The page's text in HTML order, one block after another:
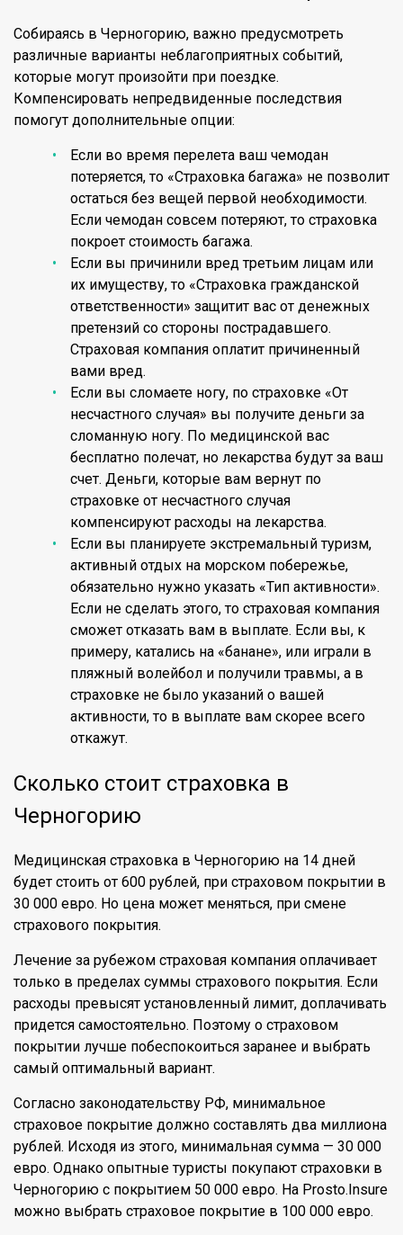
Собираясь в Черногорию, важно предусмотреть
различные варианты неблагоприятных событий,
которые могут произойти при поездке.
Компенсировать непредвиденные последствия
помогут дополнительные опции:
Если во время перелета ваш чемодан
потеряется, то «Страховка багажа» не позволит
остаться без вещей первой необходимости.
Если чемодан совсем потеряют, то страховка
покроет стоимость багажа.
Если вы причинили вред третьим лицам или
их имуществу, то «Страховка гражданской
ответственности» защитит вас от денежных
претензий со стороны пострадавшего.
Страховая компания оплатит причиненный
вами вред.
Если вы сломаете ногу, по страховке «От
несчастного случая» вы получите деньги за
сломанную ногу. По медицинской вас
бесплатно полечат, но лекарства будут за ваш
счет. Деньги, которые вам вернут по
страховке от несчастного случая
компенсируют расходы на лекарства.
Если вы планируете экстремальный туризм,
активный отдых на морском побережье,
обязательно нужно указать «Тип активности».
Если не сделать этого, то страховая компания
сможет отказать вам в выплате. Если вы, к
примеру, катались на «банане», или играли в
пляжный волейбол и получили травмы, а в
страховке не было указаний о вашей
активности, то в выплате вам скорее всего
откажут.
Сколько стоит страховка в
Черногорию
Медицинская страховка в Черногорию на 14 дней
будет стоить от 600 рублей, при страховом покрытии в
30 000 евро. Но цена может меняться, при смене
страхового покрытия.
Лечение за рубежом страховая компания оплачивает
только в пределах суммы страхового покрытия. Если
расходы превысят установленный лимит, доплачивать
придется самостоятельно. Поэтому о страховом
покрытии лучше побеспокоиться заранее и выбрать
самый оптимальный вариант.
Согласно законодательству РФ, минимальное
страховое покрытие должно составлять два миллиона
рублей. Исходя из этого, минимальная сумма — 30 000
евро. Однако опытные туристы покупают страховки в
Черногорию с покрытием 50 000 евро. На Prosto.Insure
можно выбрать страховое покрытие в 100 000 евро.